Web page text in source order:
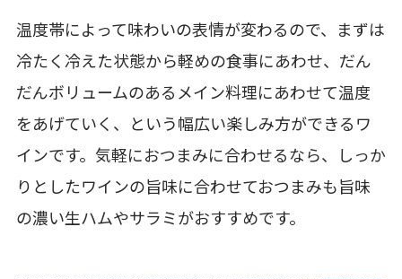
温度帯によって味わいの表情が変わるので、まずは
冷たく冷えた状態から軽めの食事にあわせ、だん
だんボリュームのあるメイン料理にあわせて温度
をあげていく、という幅広い楽しみ方ができるワ
インです。気軽におつまみに合わせるなら、しっか
りとしたワインの旨味に合わせておつまみも旨味
の濃い生ハムやサラミがおすすめです。